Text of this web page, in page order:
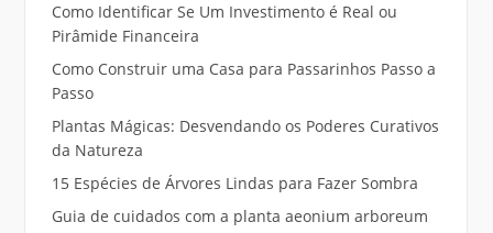
Como Identificar Se Um Investimento é Real ou
Pirâmide Financeira
Como Construir uma Casa para Passarinhos Passo a
Passo
Plantas Mágicas: Desvendando os Poderes Curativos
da Natureza
15 Espécies de Árvores Lindas para Fazer Sombra
Guia de cuidados com a planta aeonium arboreum